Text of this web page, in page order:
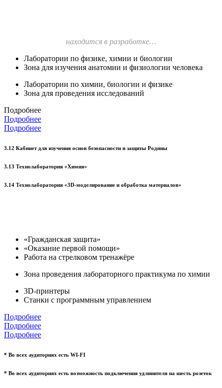
находится в разработке…
Лаборатории по физике, химии и биологии
Зона для изучения анатомии и физиологии человека
Лаборатории по химии, биологии и физике
Зона для проведения исследований
Подробнее
Подробнее
Подробнее
3.12 Кабинет для изучения основ безопасности и защиты Родины
3.13 Технолаборатория «Химия»
3.14 Технолаборатория «3D-моделирование и обработка материалов»
«Гражданская защита»
«Оказание первой помощи»
Работа на стрелковом тренажёре
Зона проведения лабораторного практикума по химии
3D-принтеры
Станки с программным управлением
Подробнее
Подробнее
Подробнее
* Во всех аудиториях есть WI-FI
* Во всех аудиториях есть возможность подключения удлинителя на шесть розеток